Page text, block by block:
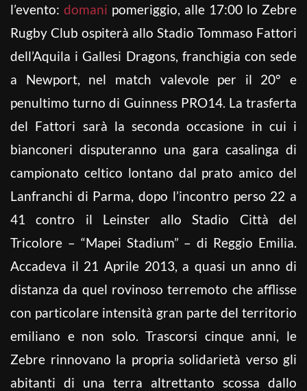
l’evento: domani pomeriggio, alle 17:00 lo Zebre
Rugby Club ospiterà allo Stadio Tommaso Fattori
dell’Aquila i Gallesi Dragons, franchigia con sede
a Newport, nel match valevole per il 20° e
penultimo turno di Guinness PRO14. La trasferta
del Fattori sarà la seconda occasione in cui i
bianconeri disputeranno una gara casalinga di
campionato celtico lontano dal prato amico del
Lanfranchi di Parma, dopo l’incontro perso 22 a
41 contro il Leinster allo Stadio Città del
Tricolore – “Mapei Stadium” – di Reggio Emilia.
Accadeva il 21 Aprile 2013, a quasi un anno di
distanza da quel rovinoso terremoto che afflisse
con particolare intensità gran parte del territorio
emiliano e non solo. Trascorsi cinque anni, le
Zebre rinnovano la propria solidarietà verso gli
abitanti di una terra altrettanto scossa dallo